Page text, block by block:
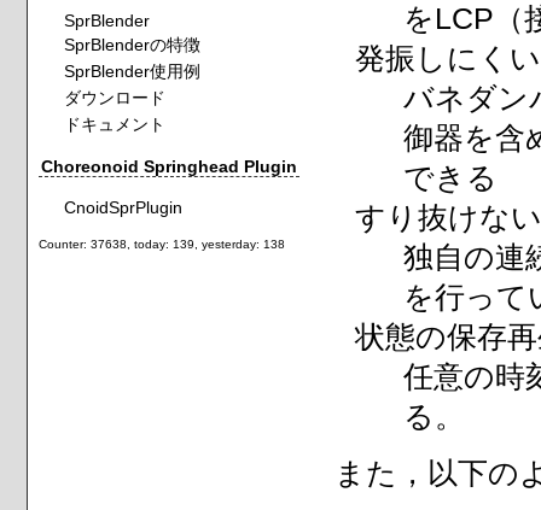
をLCP（
発振しにくい
バネダン
御器を含
できる
すり抜けな
独自の連
を行って
状態の保存
任意の時
る。
また，以下の
SprBlender
SprBlenderの特徴
SprBlender使用例
ダウンロード
ドキュメント
Choreonoid Springhead Plugin
CnoidSprPlugin
Counter: 37638, today: 139, yesterday: 138